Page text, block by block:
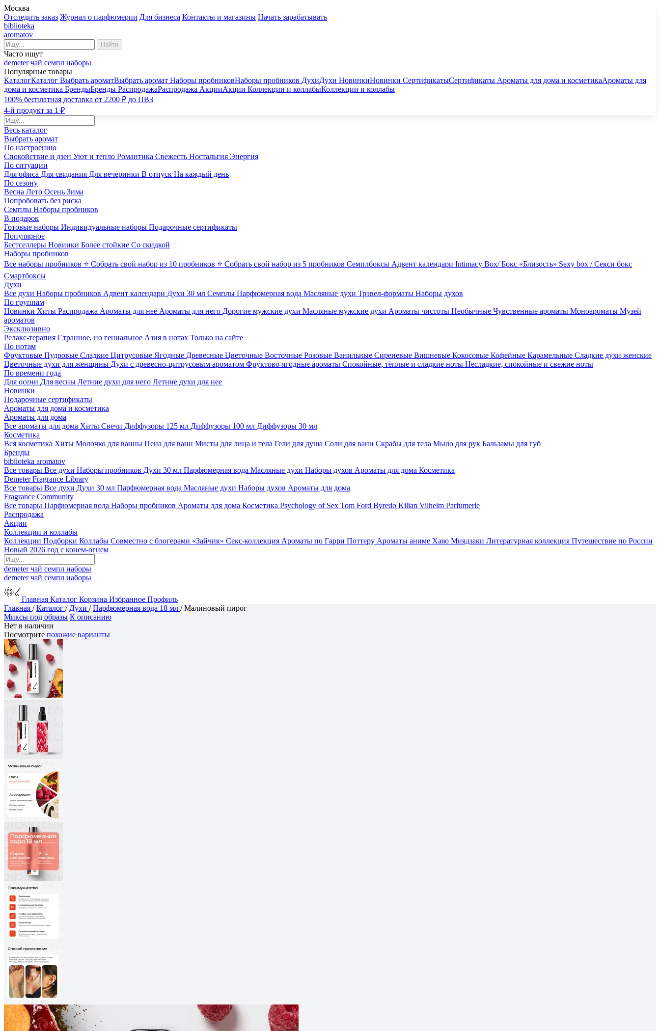
Москва
Отследить заказ Журнал о парфюмерии Для бизнеса Контакты и магазины Начать зарабатывать
biblioteka
aromatov
Найти
Часто ищут
demeterчай семпл наборы
Популярные товары
КаталогКаталог Выбрать ароматВыбрать аромат Наборы пробниковНаборы пробников ДухиДухи НовинкиНовинки СертификатыСертификаты Ароматы для дома и косметикаАроматы для
дома и косметика БрендыБренды РаспродажаРаспродажа АкцииАкции Коллекции и коллабыКоллекции и коллабы
100% бесплатная доставка от 2200 ₽ до ПВЗ
4-й продукт за 1 ₽
Весь каталог
Выбрать аромат
По настроению
Спокойствие и дзен Уют и тепло Романтика Свежесть Ностальгия Энергия
По ситуации
Для офиса Для свидания Для вечеринки В отпуск На каждый день
По сезону
Весна Лето Осень Зима
Попробовать без риска
Семплы Наборы пробников
В подарок
Готовые наборы Индивидуальные наборы Подарочные сертификаты
Популярное
Бестселлеры Новинки Более стойкие Со скидкой
Наборы пробников
Все наборы пробников ⭐ Собрать свой набор из 10 пробников ⭐ Собрать свой набор из 5 пробников Семплбоксы Адвент календари Intimacy Box/ Бокс «Близость» Sexy box / Секси бокс
Смартбоксы
Духи
Все духи Наборы пробников Адвент календари Духи 30 мл Семплы Парфюмерная вода Масляные духи Трэвел-форматы Наборы духов
По группам
Новинки Хиты Распродажа Ароматы для неё Ароматы для него Дорогие мужские духи Масляные мужские духи Ароматы чистоты Необычные Чувственные ароматы Моноароматы Музей
ароматов
Эксклюзивно
Релакс-терапия Странное, но гениальное Азия в нотах Только на сайте
По нотам
Фруктовые Пудровые Сладкие Цитрусовые Ягодные Древесные Цветочные Восточные Розовые Ванильные Сиреневые Вишневые Кокосовые Кофейные Карамельные Сладкие духи женские
Цветочные духи для женщины Духи с древесно-цитрусовым ароматом Фруктово-ягодные ароматы Спокойные, тёплые и сладкие ноты Несладкие, спокойные и свежие ноты
По времени года
Для осени Для весны Летние духи для него Летние духи для нее
Новинки
Подарочные сертификаты
Ароматы для дома и косметика
Ароматы для дома
Все ароматы для дома Хиты Свечи Диффузоры 125 мл Диффузоры 100 мл Диффузоры 30 мл
Косметика
Вся косметика Хиты Молочко для ванны Пена для ванн Мисты для лица и тела Гели для душа Соли для ванн Скрабы для тела Мыло для рук Бальзамы для губ
Бренды
biblioteka aromatov
Все товары Все духи Наборы пробников Духи 30 мл Парфюмерная вода Масляные духи Наборы духов Ароматы для дома Косметика
Demeter Fragrance Library
Все товары Все духи Духи 30 мл Парфюмерная вода Масляные духи Наборы духов Ароматы для дома
Fragrance Community
Все товары Парфюмерная вода Наборы пробников Ароматы для дома Косметика Psychology of Sex Tom Ford Byredo Kilian Vilhelm Parfumerie
Распродажа
Акции
Коллекции и коллабы
Коллекции Подборки Коллабы Совместно с блогерами «Зайчик» Секс-коллекция Ароматы по Гарри Поттеру Ароматы аниме Хаяо Миядзаки Литературная коллекция Путешествие по России
Новый 2026 год с конем-огнем
demeterчай семпл наборы
demeterчай семпл наборы
Главная Каталог Корзина Избранное Профиль
Главная /Каталог / Духи /Парфюмерная вода 18 мл /Малиновый пирог
Миксы под образы К описанию
Нет в наличии
Посмотрите похожие варианты